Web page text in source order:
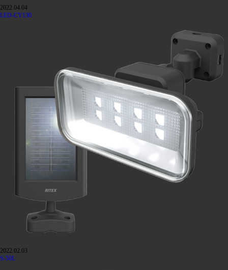
2022.04.04
LED-CY130
2022.02.03
S-50L